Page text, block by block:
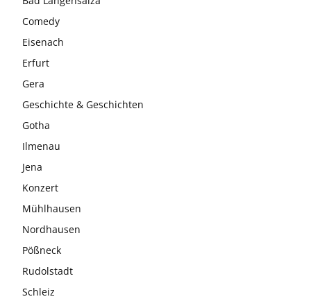
Comedy
Eisenach
Erfurt
Gera
Geschichte & Geschichten
Gotha
Ilmenau
Jena
Konzert
Mühlhausen
Nordhausen
Pößneck
Rudolstadt
Schleiz